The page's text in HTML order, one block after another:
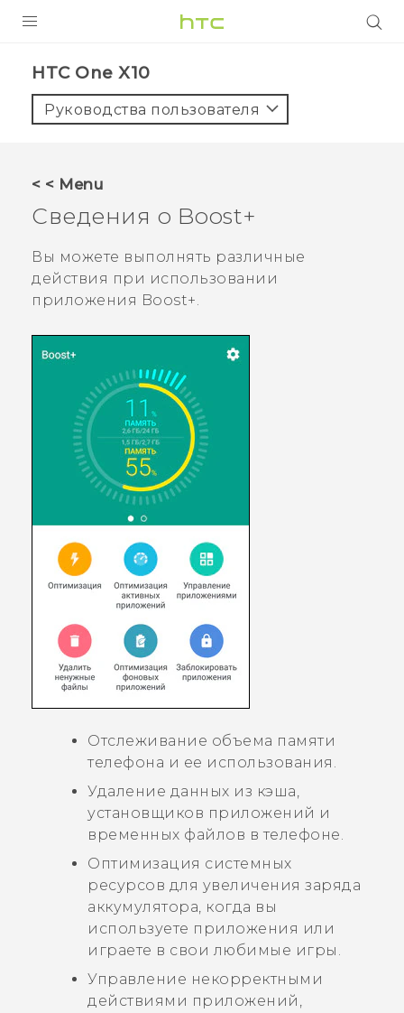
5G
ПОДДЕРЖКА
HTC One X10‎
Руководства пользователя
< < Menu
Сведения о Boost+
Вы можете выполнять различные
действия при использовании
приложения Boost+.
Отслеживание объема памяти
телефона и ее использования.
Удаление данных из кэша,
установщиков приложений и
временных файлов в телефоне.
Оптимизация системных
ресурсов для увеличения заряда
аккумулятора, когда вы
используете приложения или
играете в свои любимые игры.
Управление некорректными
действиями приложений,